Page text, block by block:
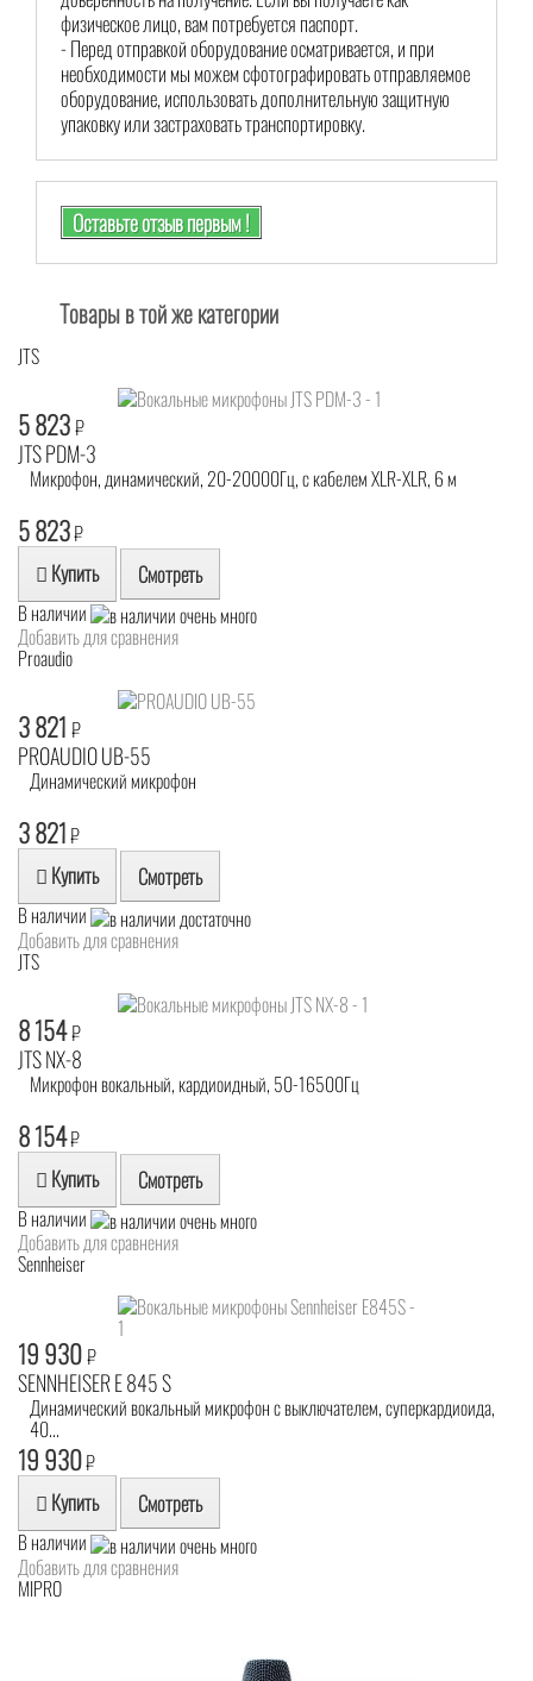
физическое лицо, вам потребуется паспорт.
- Перед отправкой оборудование осматривается, и при
необходимости мы можем сфотографировать отправляемое
оборудование, использовать дополнительную защитную
упаковку или застраховать транспортировку.
Оставьте отзыв первым !
Товары в той же категории
JTS
5 823₽
JTS PDM-3
Микрофон, динамический, 20-20000Гц, с кабелем XLR-XLR, 6 м
5 823₽
Купить Смотреть
В наличии
Добавить для сравнения
Proaudio
3 821 ₽
PROAUDIO UB-55
Динамический микрофон
3 821₽
Купить Смотреть
В наличии
Добавить для сравнения
JTS
8 154₽
JTS NX-8
Микрофон вокальный, кардиоидный, 50-16500Гц
8 154₽
Купить Смотреть
В наличии
Добавить для сравнения
Sennheiser
19 930₽
SENNHEISER E 845 S
Динамический вокальный микрофон с выключателем, суперкардиоида,
40...
19 930₽
Купить Смотреть
В наличии
Добавить для сравнения
MIPRO